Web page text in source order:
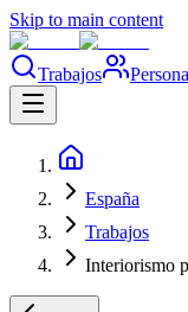
Skip to main content
Trabajos
España
Trabajos
Interiorismo